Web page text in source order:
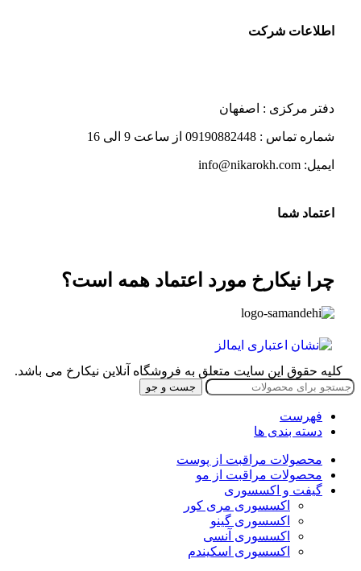
اطلاعات شرکت
دفتر مرکزی : اصفهان
شماره تماس : 09190882448 از ساعت 9 الی 16
ایمیل: info@nikarokh.com
اعتماد شما
چرا نیکارخ مورد اعتماد همه است؟
کلیه حقوق این سایت متعلق به فروشگاه آنلاین نیکارخ می باشد.
جست و جو
فهرست
دسته بندی ها
محصولات مراقبت از پوست
محصولات مراقبت از مو
گیفت و اکسسوری
اکسسوری مری کور
اکسسوری گینو
اکسسوری آنسی
اکسسوری اسکیندم